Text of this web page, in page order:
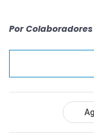
Por Colaboradores